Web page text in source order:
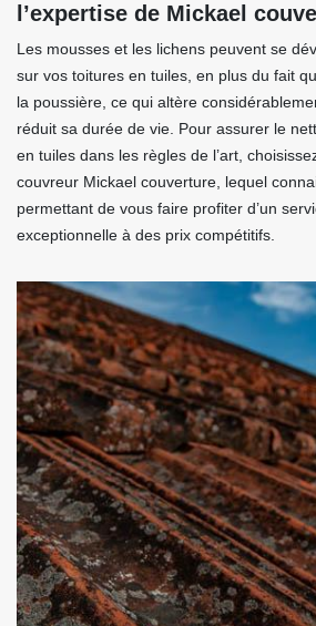
l’expertise de Mickael
Les mousses et les lichens peuvent se
sur vos toitures en tuiles, en plus du fait
la poussière, ce qui altère
réduit sa durée de vie. Pour assurer le
en tuiles dans les règles de l’art,
couvreur Mickael couverture, lequel
permettant de vous faire profiter d’un
exceptionnelle à des prix compétitifs.